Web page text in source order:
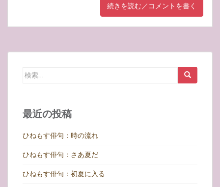
続きを読む／コメントを書く
検
最近の投稿
ひねもす俳句：時の流れ
ひねもす俳句：さあ夏だ
ひねもす俳句：初夏に入る